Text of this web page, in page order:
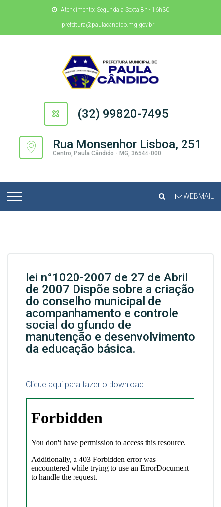
Atendimento: Segunda a Sexta 8h - 16h30
prefeitura@paulacandido.mg.gov.br
(32) 99820-7495
Rua Monsenhor Lisboa, 251
Centro, Paula Cândido - MG, 36544-000
WEBMAIL
lei n°1020-2007 de 27 de Abril
de 2007 Dispõe sobre a criação
do conselho municipal de
acompanhamento e controle
social do gfundo de
manutenção e desenvolvimento
da educação básica.
Clique aqui para fazer o download